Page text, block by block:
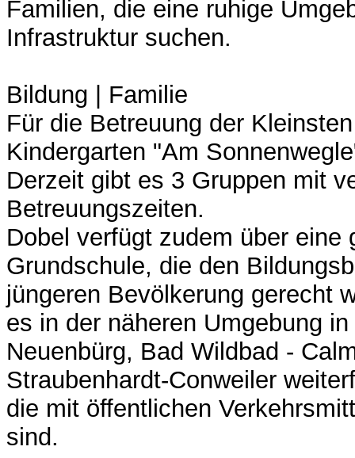
Familien, die eine ruhige
Infrastruktur suchen.
Bildung | Familie
Für die Betreuung der
Kindergarten "Am
Derzeit gibt es 3 Gruppen mit
Betreuungszeiten.
Dobel verfügt zudem über eine
Grundschule, die den
jüngeren Bevölkerung gerecht
es in der näheren Umgebung
Neuenbürg, Bad Wildbad -
Straubenhardt-Conweiler
die mit öffentlichen
sind.